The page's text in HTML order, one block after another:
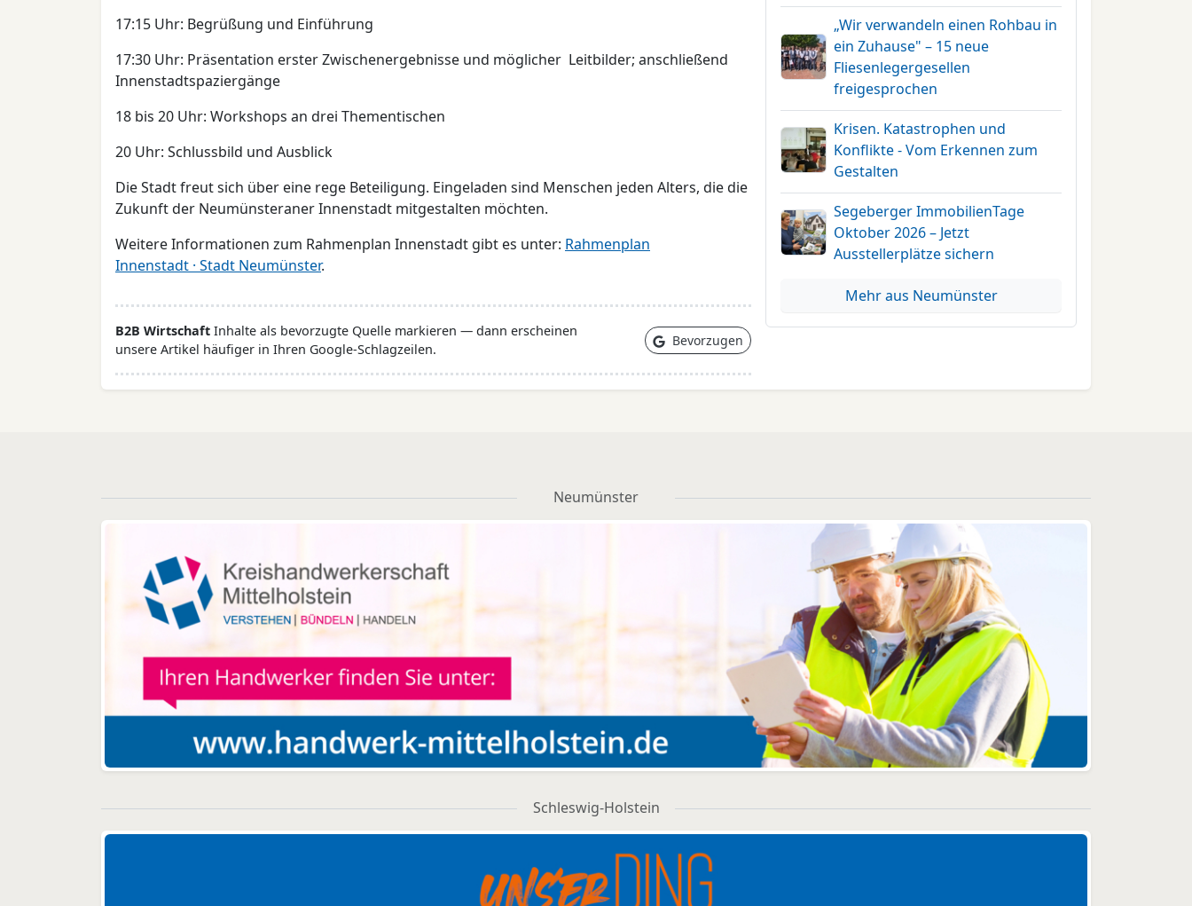
17:15 Uhr: Begrüßung und Einführung
17:30 Uhr: Präsentation erster Zwischenergebnisse und möglicher Leitbilder; anschließend
Innenstadtspaziergänge
18 bis 20 Uhr: Workshops an drei Thementischen
20 Uhr: Schlussbild und Ausblick
Die Stadt freut sich über eine rege Beteiligung. Eingeladen sind Menschen jeden Alters, die die
Zukunft der Neumünsteraner Innenstadt mitgestalten möchten.
Weitere Informationen zum Rahmenplan Innenstadt gibt es unter: Rahmenplan
Innenstadt · Stadt Neumünster.
B2B Wirtschaft Inhalte als bevorzugte Quelle markieren — dann erscheinen
unsere Artikel häufiger in Ihren Google-Schlagzeilen.
Bevorzugen
„Wir verwandeln einen Rohbau in
ein Zuhause" – 15 neue
Fliesenlegergesellen
freigesprochen
Krisen. Katastrophen und
Konflikte - Vom Erkennen zum
Gestalten
Segeberger ImmobilienTage
Oktober 2026 – Jetzt
Ausstellerplätze sichern
Mehr aus Neumünster
Neumünster
Schleswig-Holstein